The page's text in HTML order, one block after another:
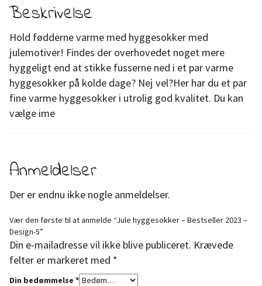
Beskrivelse
Hold fødderne varme med hyggesokker med
julemotiver! Findes der overhovedet noget mere
hyggeligt end at stikke fusserne ned i et par varme
hyggesokker på kolde dage? Nej vel?Her har du et par
fine varme hyggesokker i utrolig god kvalitet. Du kan
vælge ime
Anmeldelser
Der er endnu ikke nogle anmeldelser.
Vær den første til at anmelde “Jule hyggesokker – Bestseller 2023 –
Design-5”
Din e-mailadresse vil ikke blive publiceret. Krævede
felter er markeret med *
Din bedømmelse *